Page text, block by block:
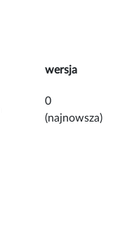
wersja
0
(najnowsza)